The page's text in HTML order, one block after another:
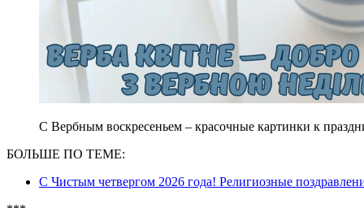
С Вербным воскресеньем – красочные картинки к
БОЛЬШЕ ПО ТЕМЕ:
С Чистым четвергом 2026 года! Религиозные